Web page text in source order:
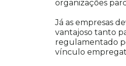
organizações
Já as empresas
vantajoso tanto
regulamentado
vínculo